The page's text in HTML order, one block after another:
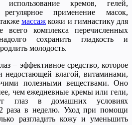
использование кремов, гелей,
регулярное применение масок,
массаж кожи и гимнастику для
комплекса перечисленных
сохранить гладкость и
молодость.
– эффективное средство, которое
недостающей влагой, витаминами,
полезными веществами. Оно
чем ежедневные кремы или гели,
глаз в домашних условиях
2 раза в неделю. Уход при помощи
разгладить кожу и уменьшить